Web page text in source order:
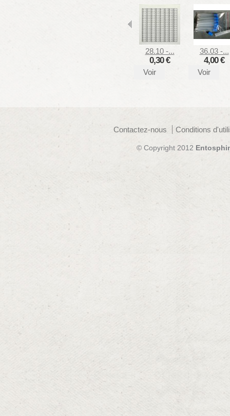
28.10 -...
0,30 €
Voir
36.03 -...
4,00 €
Voir
Contactez-nous Conditions
© Copyright 2012